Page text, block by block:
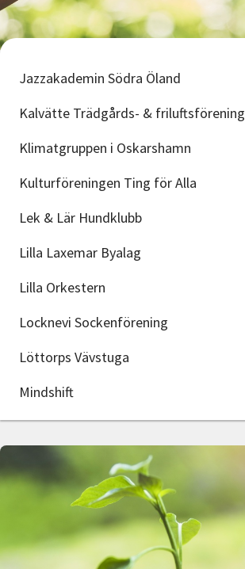
Jazzakademin Södra Öland
Kalvätte Trädgårds- & friluftsförening
Klimatgruppen i Oskarshamn
Kulturföreningen Ting för Alla
Lek & Lär Hundklubb
Lilla Laxemar Byalag
Lilla Orkestern
Locknevi Sockenförening
Löttorps Vävstuga
Mindshift